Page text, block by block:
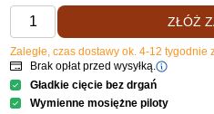
ZŁÓŻ
Zaległe, czas dostawy ok. 4-12 tygodnie
Brak opłat przed wysyłką.
Gładkie cięcie bez drgań
Wymienne mosiężne piloty